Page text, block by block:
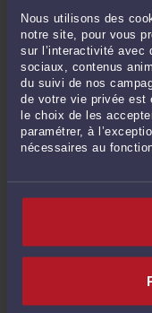
Nous utilisons des
notre site, pour vous
sur l’interactivité avec
sociaux, contenus
du suivi de nos
de votre vie privée est
le choix de les
paramétrer, à
nécessaires au
Août 2024
Juillet 2024
Juin 2024
Mai 2024
Avril 2024
Mars 2024
Février 2024
Janvier 2024
Octobre 2023
Juin 2023